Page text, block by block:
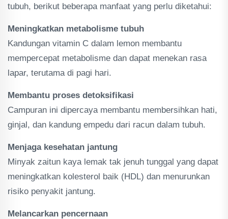
tubuh, berikut beberapa manfaat yang perlu diketahui:
Meningkatkan metabolisme tubuh
Kandungan vitamin C dalam lemon membantu
mempercepat metabolisme dan dapat menekan rasa
lapar, terutama di pagi hari.
Membantu proses detoksifikasi
Campuran ini dipercaya membantu membersihkan hati,
ginjal, dan kandung empedu dari racun dalam tubuh.
Menjaga kesehatan jantung
Minyak zaitun kaya lemak tak jenuh tunggal yang dapat
meningkatkan kolesterol baik (HDL) dan menurunkan
risiko penyakit jantung.
Melancarkan pencernaan